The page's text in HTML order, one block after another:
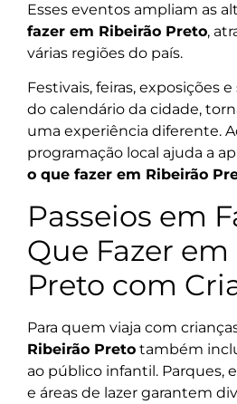
Esses eventos ampliam as
fazer em Ribeirão Preto,
várias regiões do país.
Festivais, feiras, exposições
do calendário da cidade,
uma experiência diferente.
programação local ajuda a
o que fazer em Ribeirão
Passeios em
Que Fazer
Preto com
Para quem viaja com
Ribeirão Preto também
ao público infantil. Parques,
e áreas de lazer garantem